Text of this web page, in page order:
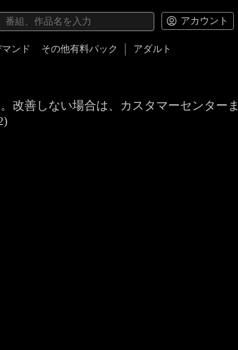
アカウント
ンド その他有料パック アダルト
改善しない場合は、カスタマーセンター